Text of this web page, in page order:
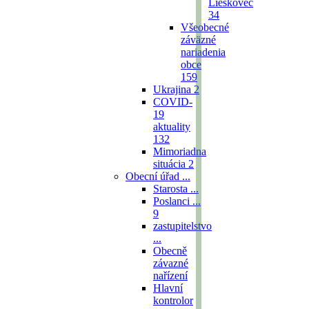
Lieskovec
34
Všeobecné
záväzné
nariadenia
obce
159
Ukrajina 2
COVID-
19
aktuality
132
Mimoriadna
situácia 2
Obecní úřad ...
Starosta ...
Poslanci ...
9
zastupitelstvo
...
Obecně
závazné
nařízení
Hlavní
kontrolor